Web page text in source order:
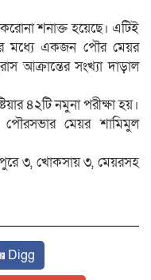
শনাক্ত হয়েছে। এটিই
মধ্যে একজন পৌর মেয়র
আক্রান্তের সংখ্যা দাড়াল
৪২টি নমুনা পরীক্ষা হয়।
পৌরসভার মেয়র শামিমুল
৩, খোকসায় ৩, মেয়রসহ
Digg